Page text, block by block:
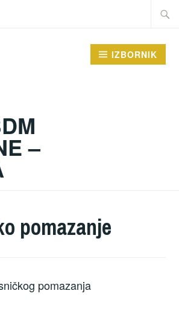
Traži:
–
IZBORNIK
pomazanje
pomazanja